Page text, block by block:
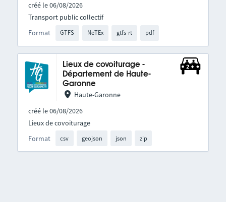
créé le 06/08/2026
Format GTFS NeTEx gtfs-rt pdf
Transport public collectif
Lieux de covoiturage -
Département de Haute-
Garonne
Haute-Garonne
créé le 06/08/2026
Format csv geojson json zip
Lieux de covoiturage